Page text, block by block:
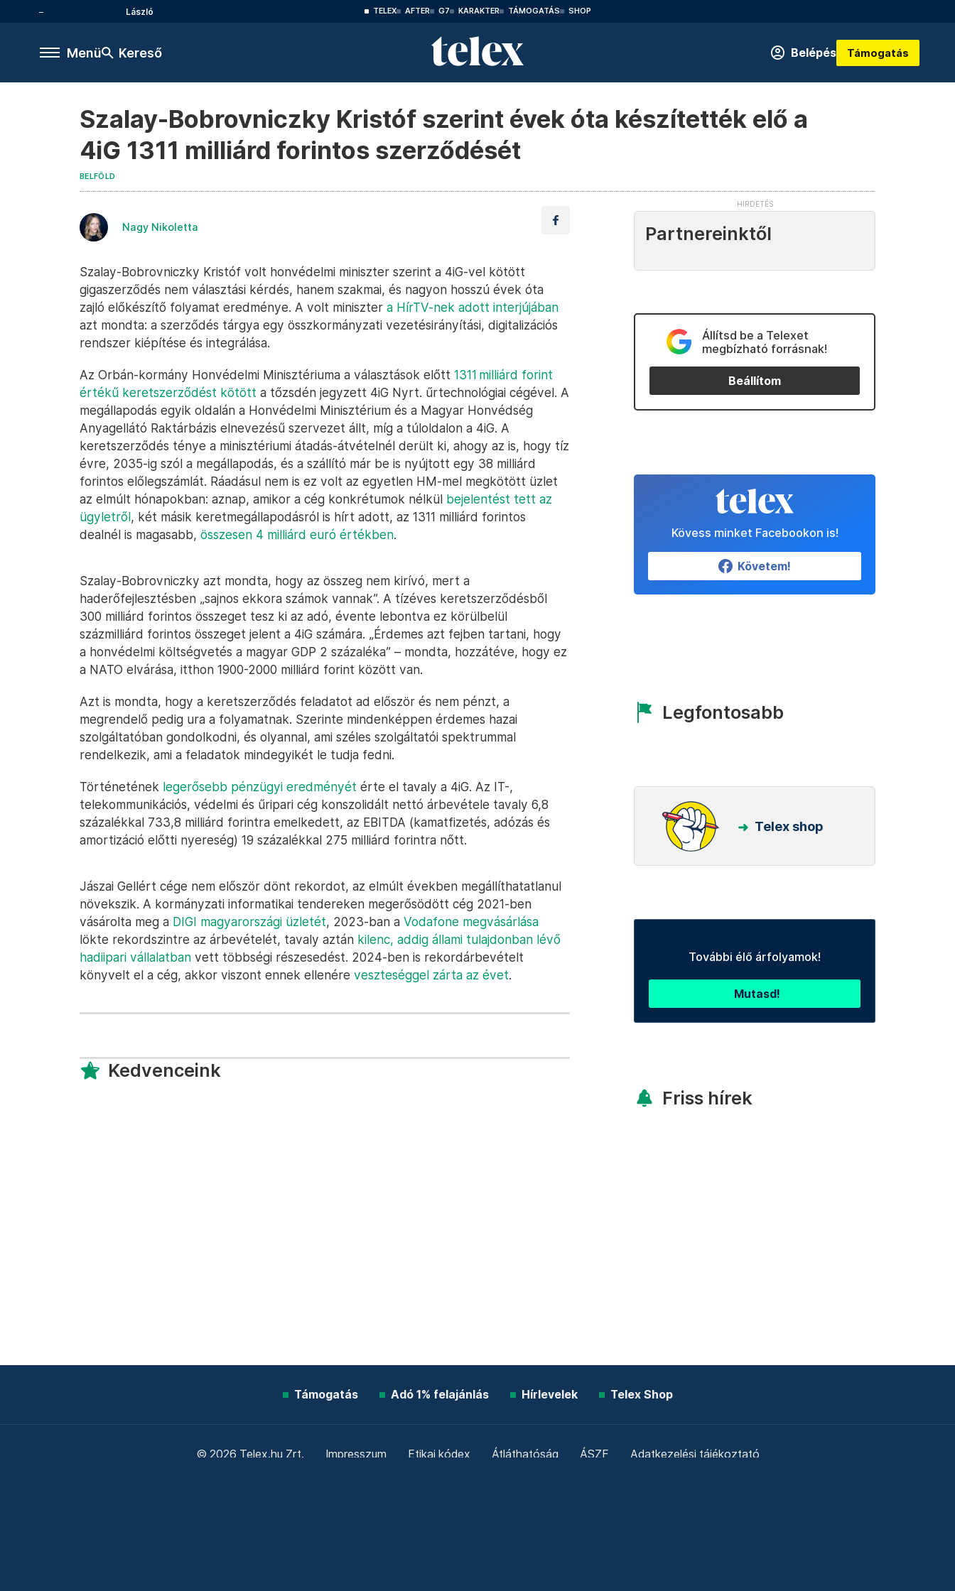
László TELEX AFTER G7 KARAKTER TÁMOGATÁS SHOP
Menü Kereső Belépés Támogatás
Szalay-Bobrovniczky Kristóf szerint évek óta készítették elő a
4iG 1311 milliárd forintos szerződését
BELFÖLD
Nagy Nikoletta
Szalay-Bobrovniczky Kristóf volt honvédelmi miniszter szerint a 4iG-vel kötött
gigaszerződés nem választási kérdés, hanem szakmai, és nagyon hosszú évek óta
zajló előkészítő folyamat eredménye. A volt miniszter a HírTV-nek adott interjújában
azt mondta: a szerződés tárgya egy összkormányzati vezetésirányítási, digitalizációs
rendszer kiépítése és integrálása.
Az Orbán-kormány Honvédelmi Minisztériuma a választások előtt 1311 milliárd forint
értékű keretszerződést kötött a tőzsdén jegyzett 4iG Nyrt. űrtechnológiai cégével. A
megállapodás egyik oldalán a Honvédelmi Minisztérium és a Magyar Honvédség
Anyagellátó Raktárbázis elnevezésű szervezet állt, míg a túloldalon a 4iG. A
keretszerződés ténye a minisztériumi átadás-átvételnél derült ki, ahogy az is, hogy tíz
évre, 2035-ig szól a megállapodás, és a szállító már be is nyújtott egy 38 milliárd
forintos előlegszámlát. Ráadásul nem is ez volt az egyetlen HM-mel megkötött üzlet
az elmúlt hónapokban: aznap, amikor a cég konkrétumok nélkül bejelentést tett az
ügyletről, két másik keretmegállapodásról is hírt adott, az 1311 milliárd forintos
dealnél is magasabb, összesen 4 milliárd euró értékben.
Szalay-Bobrovniczky azt mondta, hogy az összeg nem kirívó, mert a
haderőfejlesztésben „sajnos ekkora számok vannak”. A tízéves keretszerződésből
300 milliárd forintos összeget tesz ki az adó, évente lebontva ez körülbelül
százmilliárd forintos összeget jelent a 4iG számára. „Érdemes azt fejben tartani, hogy
a honvédelmi költségvetés a magyar GDP 2 százaléka” – mondta, hozzátéve, hogy ez
a NATO elvárása, itthon 1900-2000 milliárd forint között van.
Azt is mondta, hogy a keretszerződés feladatot ad először és nem pénzt, a
megrendelő pedig ura a folyamatnak. Szerinte mindenképpen érdemes hazai
szolgáltatóban gondolkodni, és olyannal, ami széles szolgáltatói spektrummal
rendelkezik, ami a feladatok mindegyikét le tudja fedni.
Történetének legerősebb pénzügyi eredményét érte el tavaly a 4iG. Az IT-,
telekommunikációs, védelmi és űripari cég konszolidált nettó árbevétele tavaly 6,8
százalékkal 733,8 milliárd forintra emelkedett, az EBITDA (kamatfizetés, adózás és
amortizáció előtti nyereség) 19 százalékkal 275 milliárd forintra nőtt.
Jászai Gellért cége nem először dönt rekordot, az elmúlt években megállíthatatlanul
növekszik. A kormányzati informatikai tendereken megerősödött cég 2021-ben
vásárolta meg a DIGI magyarországi üzletét, 2023-ban a Vodafone megvásárlása
lökte rekordszintre az árbevételét, tavaly aztán kilenc, addig állami tulajdonban lévő
hadiipari vállalatban vett többségi részesedést. 2024-ben is rekordárbevételt
könyvelt el a cég, akkor viszont ennek ellenére veszteséggel zárta az évet.
Kedvenceink
Partnereinktől
Állítsd be a Telexet
megbízható forrásnak!
Beállítom
Kövess minket Facebookon is!
Követem!
Legfontosabb
Telex shop
További élő árfolyamok!
Mutasd!
Friss hírek
Támogatás Adó 1% felajánlás Hírlevelek Telex Shop
© 2026 Telex.hu Zrt. Impresszum Etikai kódex Átláthatóság ÁSZF Adatkezelési tájékoztató